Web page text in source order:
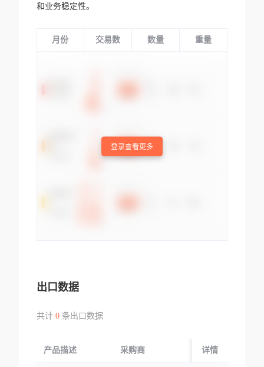
和业务稳定性。
月份 交易数 数量 重量
登录查看更多
出口数据
共计 0条出口数据
产品描述 采购商 起运国/地区
详情